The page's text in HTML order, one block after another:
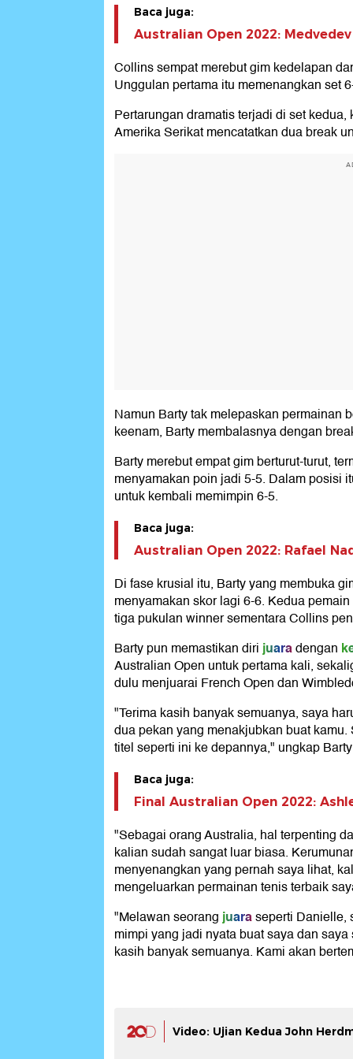
Baca juga:
Australian Open 2022:
Collins sempat merebut gim kedelapan
Unggulan pertama itu memenangkan set
Pertarungan dramatis terjadi di set
Amerika Serikat mencatatkan dua break
Namun Barty tak melepaskan permainan
keenam, Barty membalasnya dengan
Barty merebut empat gim berturut-turut,
menyamakan poin jadi 5-5. Dalam posisi
untuk kembali memimpin 6-5.
Baca juga:
Australian Open 2022: Rafael
Di fase krusial itu, Barty yang membuka
menyamakan skor lagi 6-6. Kedua
tiga pukulan winner sementara Collins
Barty pun memastikan dirijuaradengan
Australian Open untuk pertama kali,
dulu menjuarai French Open dan
"Terima kasih banyak semuanya, saya
dua pekan yang menakjubkan buat
titel seperti ini ke depannya," ungkap
Baca juga:
Final Australian Open 2022:
"Sebagai orang Australia, hal terpenting
kalian sudah sangat luar biasa.
menyenangkan yang pernah saya lihat,
mengeluarkan permainan tenis terbaik
"Melawan seorangjuaraseperti Danielle,
mimpi yang jadi nyata buat saya dan
kasih banyak semuanya. Kami akan
Video: Ujian Kedua John